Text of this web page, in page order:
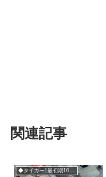
関連記事
◆タイガー1最初期100号車